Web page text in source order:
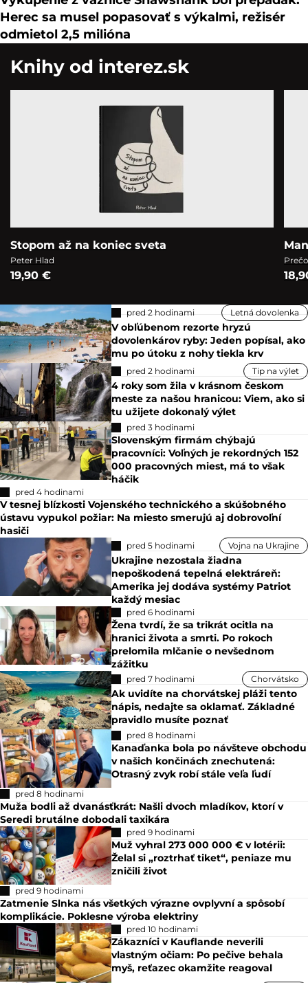
Herec sa musel popasovať s výkalmi, režisér
odmietol 2,5 milióna
Knihy od interez.sk
Stopom až na koniec sveta
Peter Hlad
19,90 €
pred 2 hodinami Letná dovolenka
V obľúbenom rezorte hryzú
dovolenkárov ryby: Jeden popísal, ako
mu po útoku z nohy tiekla krv
pred 2 hodinami Tip na výlet
4 roky som žila v krásnom českom
meste za našou hranicou: Viem, ako si
tu užijete dokonalý výlet
pred 3 hodinami
Slovenským firmám chýbajú
pracovníci: Voľných je rekordných 152
000 pracovných miest, má to však
háčik
pred 4 hodinami
V tesnej blízkosti Vojenského technického a skúšobného
ústavu vypukol požiar: Na miesto smerujú aj dobrovoľní
hasiči
pred 5 hodinami Vojna na Ukrajine
Ukrajine nezostala žiadna
nepoškodená tepelná elektráreň:
Amerika jej dodáva systémy Patriot
každý mesiac
pred 6 hodinami
Žena tvrdí, že sa trikrát ocitla na
hranici života a smrti. Po rokoch
prelomila mlčanie o nevšednom
zážitku
pred 7 hodinami Chorvátsko
Ak uvidíte na chorvátskej pláži tento
nápis, nedajte sa oklamať. Základné
pravidlo musíte poznať
pred 8 hodinami
Kanaďanka bola po návšteve obchodu
v našich končinách znechutená:
Otrasný zvyk robí stále veľa ľudí
pred 8 hodinami
Muža bodli až dvanásťkrát: Našli dvoch mladíkov, ktorí v
Seredi brutálne dobodali taxikára
pred 9 hodinami
Muž vyhral 273 000 000 € v lotérii:
Želal si „roztrhať tiket“, peniaze mu
zničili život
pred 9 hodinami
Zatmenie Slnka nás všetkých výrazne ovplyvní a spôsobí
komplikácie. Poklesne výroba elektriny
pred 10 hodinami
Zákazníci v Kauflande neverili
vlastným očiam: Po pečive behala
myš, reťazec okamžite reagoval